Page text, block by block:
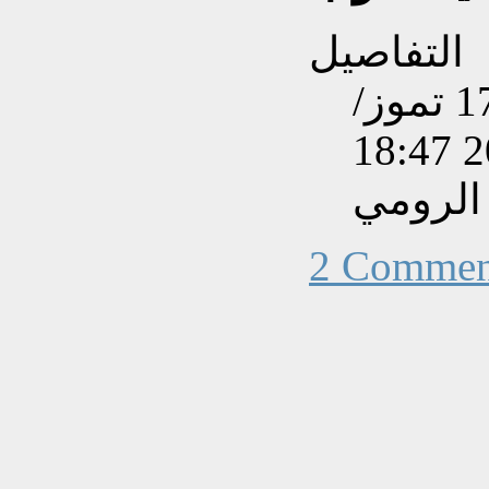
التفاصيل
تم إنشاءه بتاريخ السبت, 17 تموز/
2